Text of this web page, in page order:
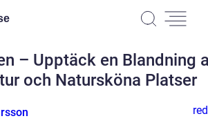
– Upptäck en Blandning
och Natursköna Platser